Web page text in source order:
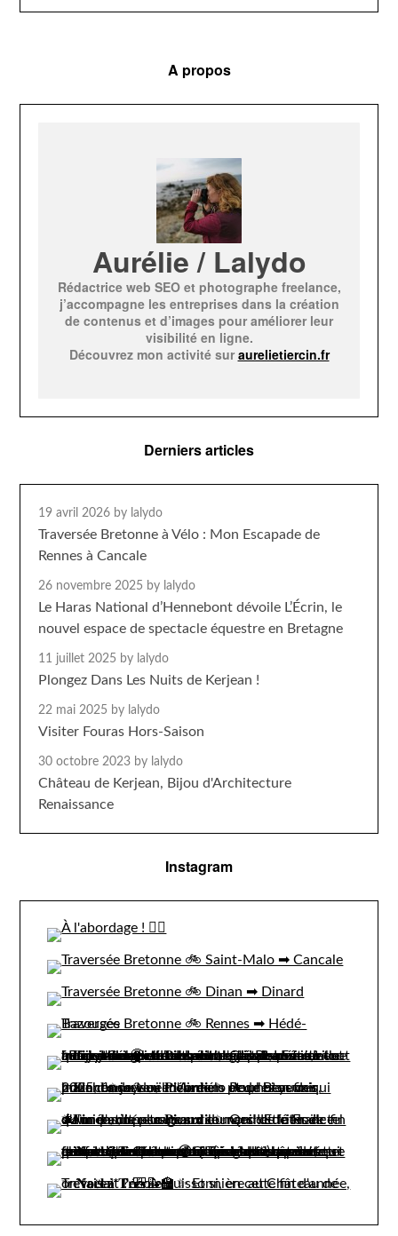
A propos
Aurélie / Lalydo
Rédactrice web SEO et photographe freelance,
j’accompagne les entreprises dans la création
de contenus et d’images pour améliorer leur
visibilité en ligne.
Découvrez mon activité sur aurelietiercin.fr
Derniers articles
19 avril 2026 by lalydo
Traversée Bretonne à Vélo : Mon Escapade de
Rennes à Cancale
26 novembre 2025 by lalydo
Le Haras National d’Hennebont dévoile L’Écrin, le
nouvel espace de spectacle équestre en Bretagne
11 juillet 2025 by lalydo
Plongez Dans Les Nuits de Kerjean !
22 mai 2025 by lalydo
Visiter Fouras Hors-Saison
30 octobre 2023 by lalydo
Château de Kerjean, Bijou d'Architecture
Renaissance
Instagram